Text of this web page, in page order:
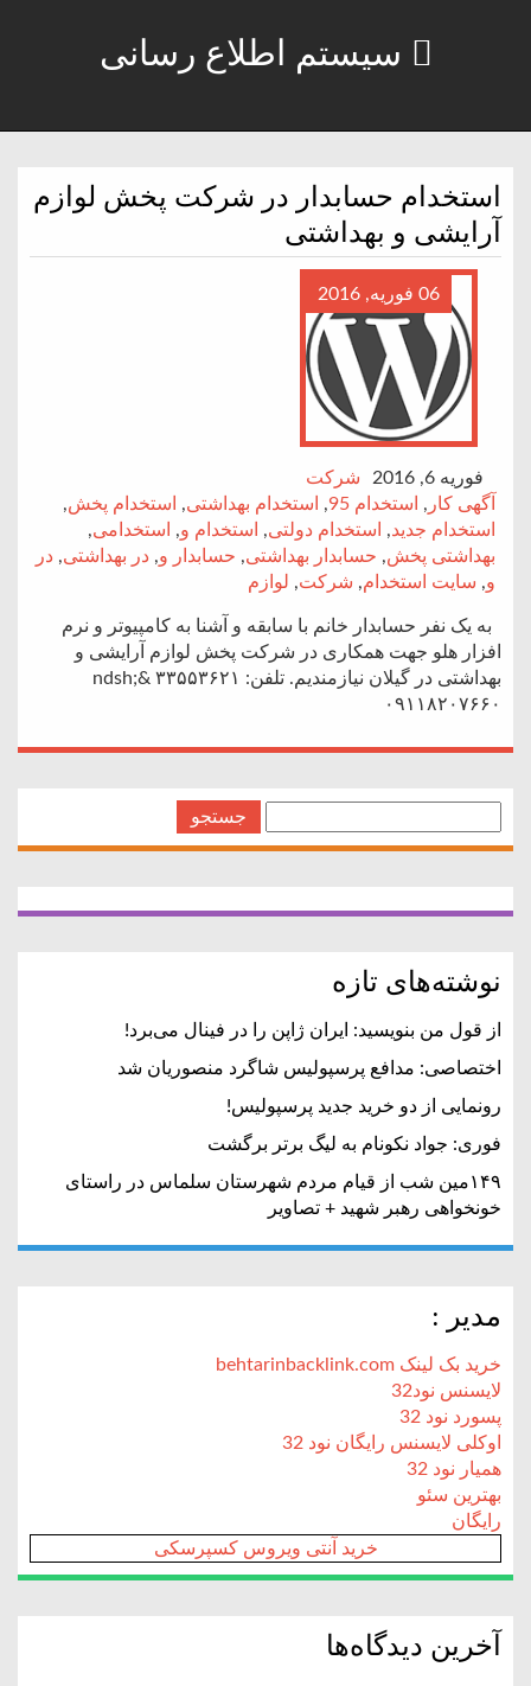
سیستم اطلاع رسانی
استخدام حسابدار در شرکت پخش لوازم
آرایشی و بهداشتی
06 فوریه, 2016
فوریه 6, 2016
شرکت
آگهی کار , استخدام 95 , استخدام بهداشتی, استخدام پخش,
استخدام جدید, استخدام دولتی, استخدام و, استخدامی,
بهداشتی پخش, حسابدار بهداشتی, حسابدار و, در بهداشتی, در
و, سایت استخدام, شرکت, لوازم
به یک نفر حسابدار خانم با سابقه و آشنا به کامپیوتر و نرم
افزار هلو جهت همکاری در شرکت پخش لوازم آرایشی و
بهداشتی در گیلان نیازمندیم. تلفن: ۳۳۵۵۳۶۲۱ &ndsh;
۰۹۱۱۸۲۰۷۶۶۰
نوشته‌های تازه
از قول من بنویسید: ایران ژاپن را در فینال می‌برد!
اختصاصی: مدافع پرسپولیس شاگرد منصوریان شد
رونمایی از دو خرید جدید پرسپولیس!
فوری: جواد نکونام به لیگ برتر برگشت
۱۴۹مین شب از قیام مردم شهرستان سلماس در راستای
خونخواهی رهبر شهید + تصاویر
مدیر :
خرید بک لینک behtarinbacklink.com
لایسنس نود32
پسورد نود 32
اوکلی لایسنس رایگان نود 32
همیار نود 32
بهترین سئو
رایگان
خرید آنتی ویروس کسپرسکی
آخرین دیدگاه‌ها